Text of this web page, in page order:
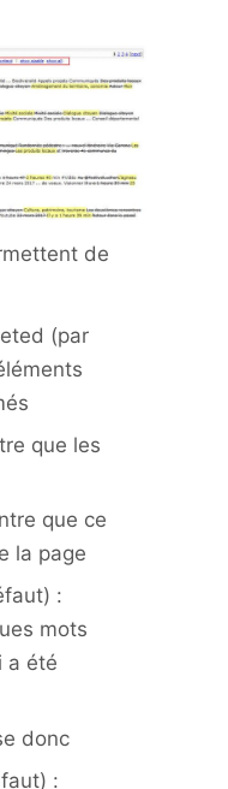
de
(par
que les
que ce
la page
:
mots
a été
donc
: